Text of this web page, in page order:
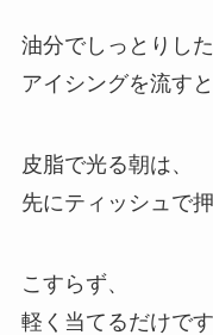
油分でしっとりした
アイシングを流す
皮脂で光る朝は、
先にティッシュで
こすらず、
軽く当てるだけです